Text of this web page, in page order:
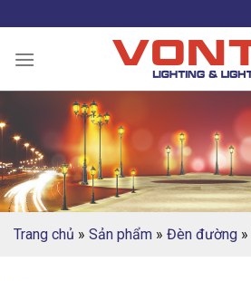
to
content
Trang chủ » Sản phẩm » Đèn đường »